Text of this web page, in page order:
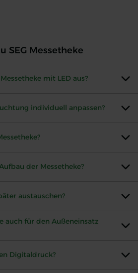
SEG Messetheke
mit LED aus?
individuell anpassen?
der Messetheke?
austauschen?
auch für den Außeneinsatz
Digitaldruck?